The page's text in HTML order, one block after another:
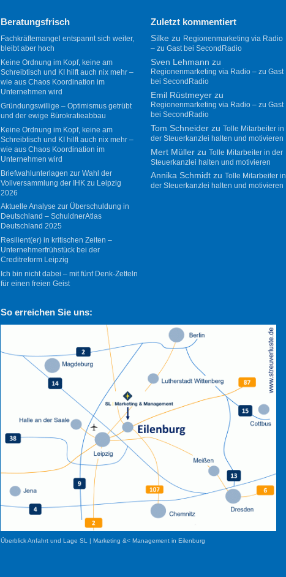
Beratungsfrisch
Fachkräftemangel entspannt sich weiter,
bleibt aber hoch
Keine Ordnung im Kopf, keine am
Schreibtisch und KI hilft auch nix mehr –
wie aus Chaos Koordination im
Unternehmen wird
Gründungswillige – Optimismus getrübt
und der ewige Bürokratieabbau
Keine Ordnung im Kopf, keine am
Schreibtisch und KI hilft auch nix mehr –
wie aus Chaos Koordination im
Unternehmen wird
Briefwahlunterlagen zur Wahl der
Vollversammlung der IHK zu Leipzig
2026
Aktuelle Analyse zur Überschuldung in
Deutschland – SchuldnerAtlas
Deutschland 2025
Resilient(er) in kritischen Zeiten –
Unternehmerfrühstück bei der
Creditreform Leipzig
Ich bin nicht dabei – mit fünf Denk-Zetteln
für einen freien Geist
Zuletzt kommentiert
Silkezu Regionenmarketing via Radio
– zu Gast bei SecondRadio
Sven Lehmann zu
Regionenmarketing via Radio – zu Gast
bei SecondRadio
Emil Rüstmeyerzu
Regionenmarketing via Radio – zu Gast
bei SecondRadio
Tom Schneiderzu Tolle Mitarbeiter in
der Steuerkanzlei halten und motivieren
Mert Müllerzu Tolle Mitarbeiter in der
Steuerkanzlei halten und motivieren
Annika Schmidtzu Tolle Mitarbeiter in
der Steuerkanzlei halten und motivieren
So erreichen Sie uns:
Überblick Anfahrt und Lage SL | Marketing &< Management in Eilenburg